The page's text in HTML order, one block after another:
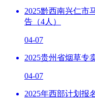
2025黔西南兴仁市
告（4人）
04-07
2025贵州省烟草专
04-07
2025年西部计划报